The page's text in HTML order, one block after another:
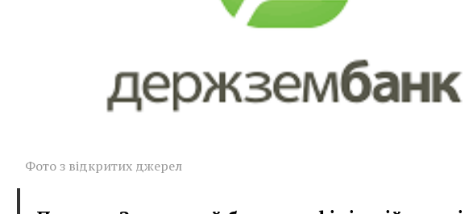
Фото з відкритих джерел